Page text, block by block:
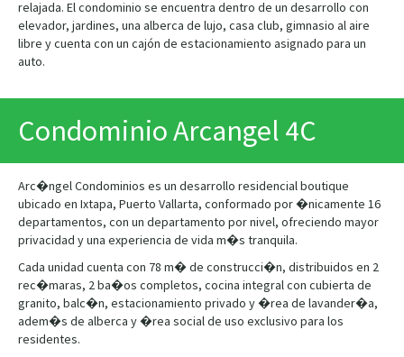
relajada. El condominio se encuentra dentro de un desarrollo con
elevador, jardines, una alberca de lujo, casa club, gimnasio al aire
libre y cuenta con un cajón de estacionamiento asignado para un
auto.
Condominio Arcangel 4C
Arc�ngel Condominios es un desarrollo residencial boutique
ubicado en Ixtapa, Puerto Vallarta, conformado por �nicamente 16
departamentos, con un departamento por nivel, ofreciendo mayor
privacidad y una experiencia de vida m�s tranquila.
Cada unidad cuenta con 78 m� de construcci�n, distribuidos en 2
rec�maras, 2 ba�os completos, cocina integral con cubierta de
granito, balc�n, estacionamiento privado y �rea de lavander�a,
adem�s de alberca y �rea social de uso exclusivo para los
residentes.